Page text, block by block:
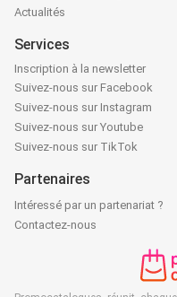
Actualités
Services
Inscription à la newsletter
Suivez-nous sur Facebook
Suivez-nous sur Instagram
Suivez-nous sur Youtube
Suivez-nous sur TikTok
Partenaires
Intéressé par un partenariat ?
Contactez-nous